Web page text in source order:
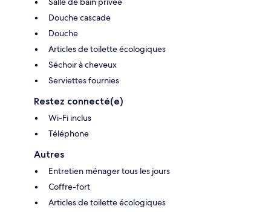
Douche cascade
Douche
Articles de toilette écologiques
Séchoir à cheveux
Serviettes fournies
Restez connecté(e)
Wi-Fi inclus
Téléphone
Autres
Entretien ménager tous les jours
Coffre-fort
Articles de toilette écologiques